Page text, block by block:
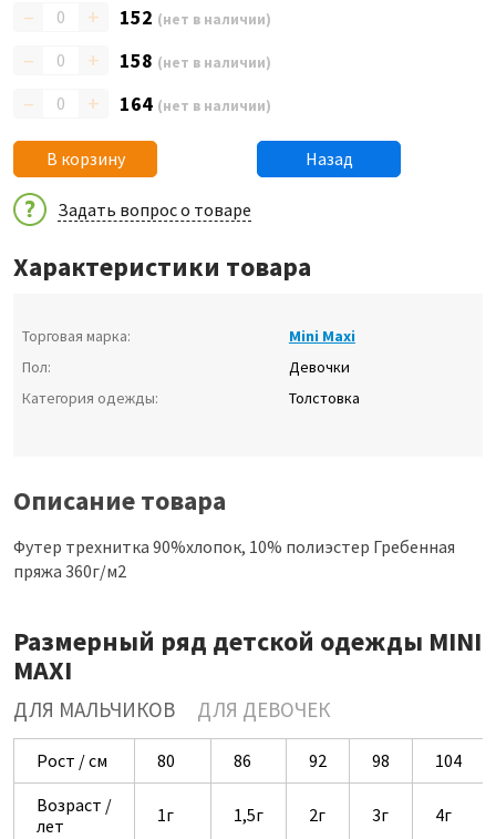
– + 152 (нет в наличии)
– + 158 (нет в наличии)
– + 164 (нет в наличии)
В корзину Назад
Задать вопрос о товаре
Характеристики товара
Торговая марка:
Mini Maxi
Пол:
Девочки
Категория одежды:
Толстовка
Описание товара
Футер трехнитка 90%хлопок, 10% полиэстер Гребенная
пряжа 360г/м2
Размерный ряд детской одежды MINI
MAXI
ДЛЯ МАЛЬЧИКОВ ДЛЯ ДЕВОЧЕК
Рост / см 80 86 92 98
104
Возраст /
лет
1г 1,5г 2г 3г 4г